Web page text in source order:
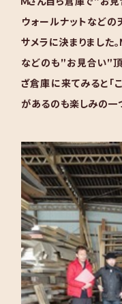
ウォールナットなど
サメラに決まりました
などのも”お見合い”
ざ倉庫に来てみると「
があるのも楽しみの一